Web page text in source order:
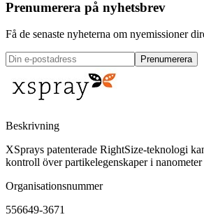
Prenumerera på nyhetsbrev
Få de senaste nyheterna om nyemissioner
Prenumerera
Beskrivning
XSprays patenterade RightSize-teknologi
kontroll över partikelegenskaper i
Organisationsnummer
556649-3671